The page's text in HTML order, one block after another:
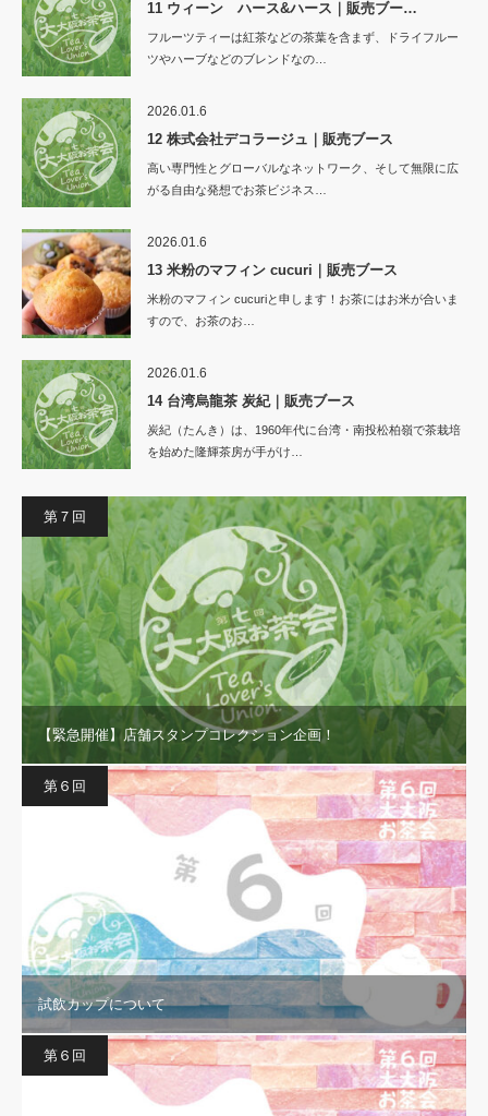
11 ウィーン ハース&ハース｜販売ブー…
フルーツティーは紅茶などの茶葉を含まず、ドライフルー
ツやハーブなどのブレンドなの…
2026.01.6
12 株式会社デコラージュ｜販売ブース
高い専門性とグローバルなネットワーク、そして無限に広
がる自由な発想でお茶ビジネス…
2026.01.6
13 米粉のマフィン cucuri｜販売ブース
米粉のマフィン cucuriと申します！お茶にはお米が合いま
すので、お茶のお…
2026.01.6
14 台湾烏龍茶 炭紀｜販売ブース
炭紀（たんき）は、1960年代に台湾・南投松柏嶺で茶栽培
を始めた隆輝茶房が手がけ…
第７回
【緊急開催】店舗スタンプコレクション企画！
第６回
試飲カップについて
第６回